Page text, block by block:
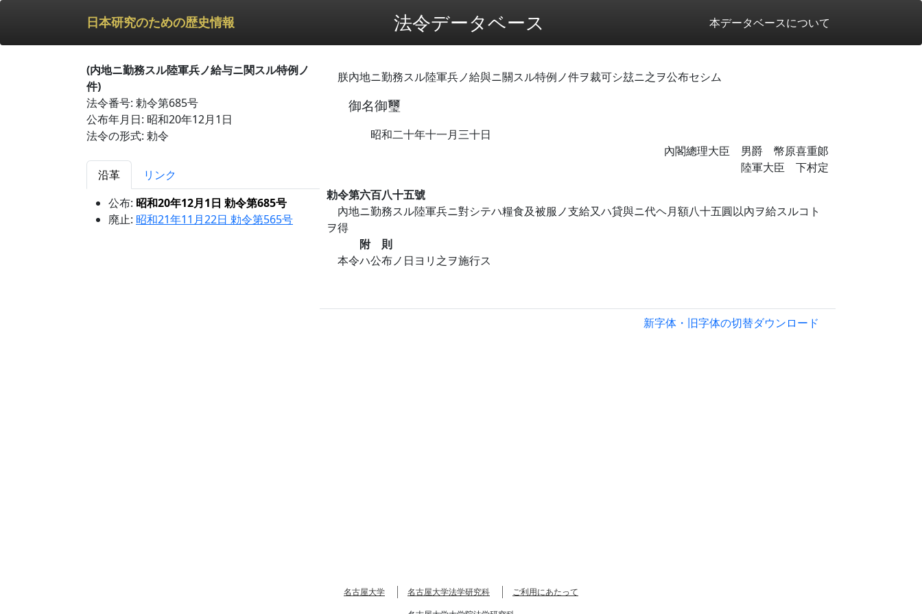
日本研究のための歴史情報 法令データベース 本データベースについて
(内地ニ勤務スル陸軍兵ノ給与ニ関スル特例ノ
件)
法令番号: 勅令第685号
公布年月日: 昭和20年12月1日
法令の形式: 勅令
沿革
リンク
公布: 昭和20年12月1日 勅令第685号
廃止: 昭和21年11月22日 勅令第565号
朕內地ニ勤務スル陸軍兵ノ給與ニ關スル特例ノ件ヲ裁可シ玆ニ之ヲ公布セシム
御名御璽
昭和二十年十一月三十日
內閣總理大臣 男爵 幣原喜重郞
陸軍大臣 下村定
勅令第六百八十五號
內地ニ勤務スル陸軍兵ニ對シテハ糧食及被服ノ支給又ハ貸與ニ代ヘ月額八十五圓以內ヲ給スルコト
ヲ得
附 則
本令ハ公布ノ日ヨリ之ヲ施行ス
新字体・旧字体の切替ダウンロード
名古屋大学 名古屋大学法学研究科
ご利用にあたって